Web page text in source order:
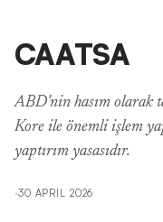
CAATSA
ABD'nin hasım olarak
Kore ile önemli işlem
yaptırım yasasıdır.
·30 APRIL 2026